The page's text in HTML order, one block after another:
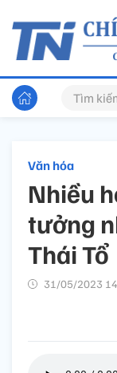
Văn hóa
Nhiều
tưởng
Thái Tổ
31/05/2023